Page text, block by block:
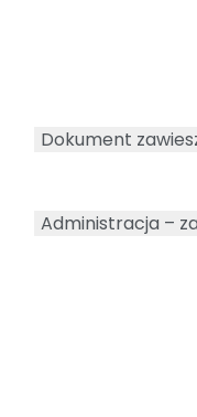
Dokument
Administracja –